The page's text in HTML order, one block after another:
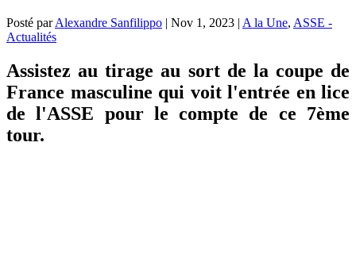
Posté parAlexandre Sanfilippo | Nov 1, 2023 | A la Une, ASSE -
Actualités
Assistez au tirage au sort de la coupe de
France masculine qui voit l'entrée en lice
de l'ASSE pour le compte de ce 7ème
tour.